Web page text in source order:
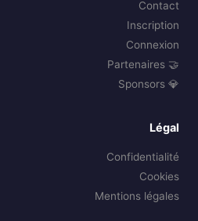
Contact
Inscription
Connexion
🤝 Partenaires
💎 Sponsors
Légal
Confidentialité
Cookies
Mentions légales